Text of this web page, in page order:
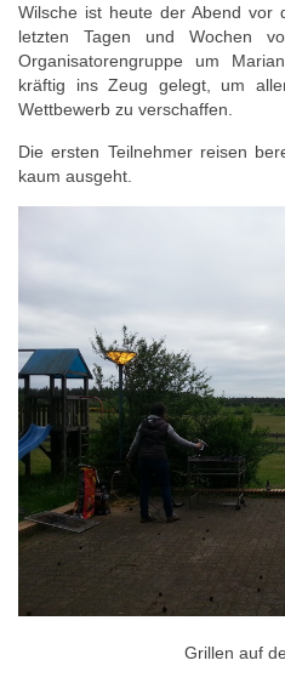
Wilsche ist heute der Abend vor
letzten Tagen und Wochen
Organisatorengruppe um
kräftig ins Zeug gelegt, um
Wettbewerb zu verschaffen.
Die ersten Teilnehmer reisen
kaum ausgeht.
Grillen auf